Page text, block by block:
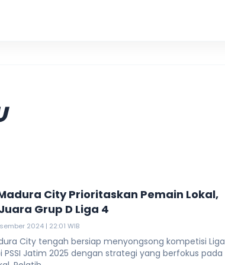
City Prioritaskan Pemain Lokal,
Grup D Liga 4
2024 | 22:01 WIB
City tengah bersiap menyongsong kompetisi Liga
PSSI Jatim 2025 dengan strategi yang berfokus pada